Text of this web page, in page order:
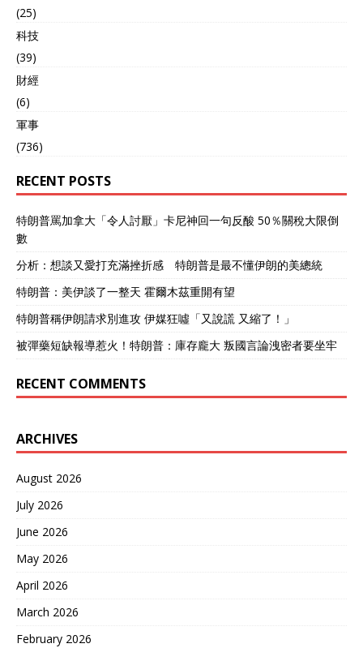
(25)
科技
(39)
財經
(6)
軍事
(736)
RECENT POSTS
特朗普罵加拿大「令人討厭」卡尼神回一句反酸 50％關稅大限倒
數
分析：想談又愛打充滿挫折感 特朗普是最不懂伊朗的美總統
特朗普：美伊談了一整天 霍爾木茲重開有望
特朗普稱伊朗請求別進攻 伊媒狂噓「又說謊 又縮了！」
被彈藥短缺報導惹火！特朗普：庫存龐大 叛國言論洩密者要坐牢
RECENT COMMENTS
ARCHIVES
August 2026
July 2026
June 2026
May 2026
April 2026
March 2026
February 2026